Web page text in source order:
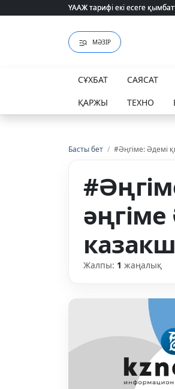
ҮААЖ тарифі екі есеге
ҮААЖ тарифі екі есеге
МӘЗІР
СҰХБАТ САЯСАТ
ҚАРЖЫ
ТЕХНО
Басты бет / #Әңгіме: Әдемі
Жалпы: 1 жаңалық